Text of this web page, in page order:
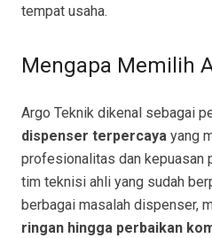
tempat usaha.
Mengapa Memilih
Argo Teknik dikenal sebagai
dispenser terpercaya yang
profesionalitas dan kepuasan
tim teknisi ahli yang sudah
berbagai masalah dispenser,
ringan hingga perbaikan